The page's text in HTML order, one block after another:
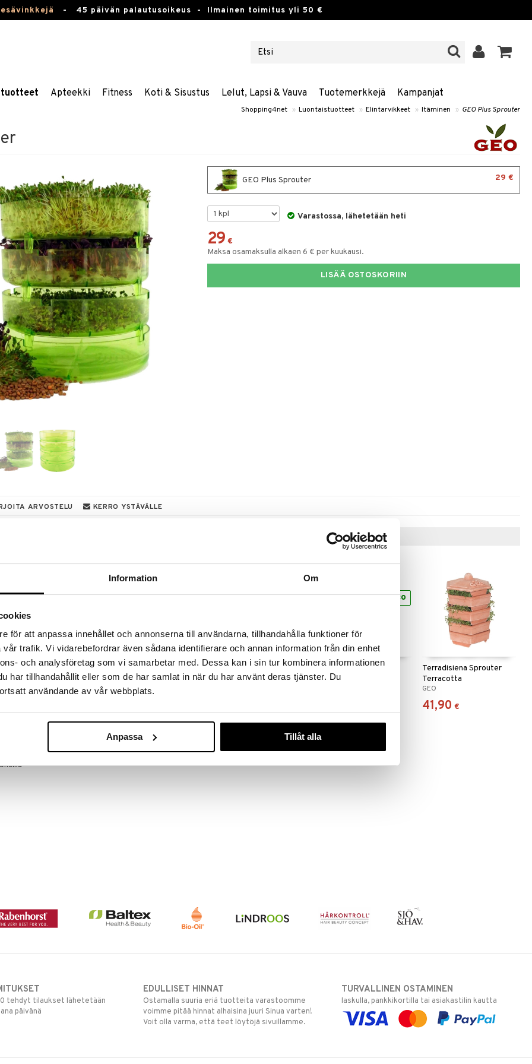
Information Om
för att anpassa innehållet och annonserna till användarna, tillhandahålla funktioner för
trafik. Vi vidarebefordrar även sådana identifierare och annan information från din enhet
och analysföretag som vi samarbetar med. Dessa kan i sin tur kombinera informationen
har tillhandahållit eller som de har samlat in när du har använt deras tjänster. Du
användande av vår webbplats.
Anpassa Tillåt alla
- 45 päivän palautusoikeus - Ilmainen toimitus yli 50 €
Apteekki Fitness Koti & Sisustus Lelut, Lapsi & Vauva Tuotemerkkejä Kampanjat
Shopping4net » Luontaistuotteet » Elintarvikkeet » Itäminen » GEO Plus Sprouter
GEO Plus Sprouter 29 €
Varastossa, lähetetään heti
29 €
Maksa osamaksulla alkaen 6 € per kuukausi.
LISÄÄ OSTOSKORIIN
ARVOSTELU KERRO YSTÄVÄLLE
löydöt kotiin!
31.8.2026 asti mutta ole nopea -
ale-löydöt »
vapaasta muovista valmistetussa
avulla voit helposti ja nopeasti aloittaa
idättämiseen tiskipöydällä
Vinkkejä sinulle
GEO Alfalfafrö
eco
GEO Broccolifrö EKO
300g
eco
Terradisiena Sprouter
Terracotta
GEO
41,90 €
tehdyt tilaukset lähetetään
päivänä
EDULLISET HINNAT
Ostamalla suuria eriä tuotteita varastoomme
voimme pitää hinnat alhaisina juuri Sinua varten!
Voit olla varma, että teet löytöjä sivuillamme.
TURVALLINEN OSTAMINEN
laskulla, pankkikortilla tai asiakastilin kautta